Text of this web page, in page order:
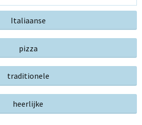
Italiaanse
pizza
traditionele
heerlijke